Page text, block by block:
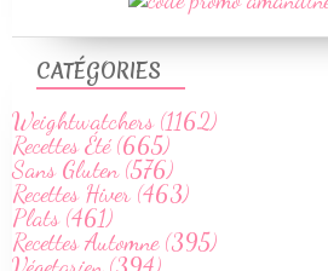
CATÉGORIES
Weightwatchers (1162)
Recettes Été (665)
Sans Gluten (576)
Recettes Hiver (463)
Plats (461)
Recettes Automne (395)